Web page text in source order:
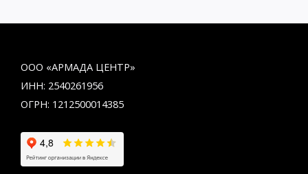
ООО «АРМАДА ЦЕНТР»
ИНН: 2540261956
ОГРН: 1212500014385